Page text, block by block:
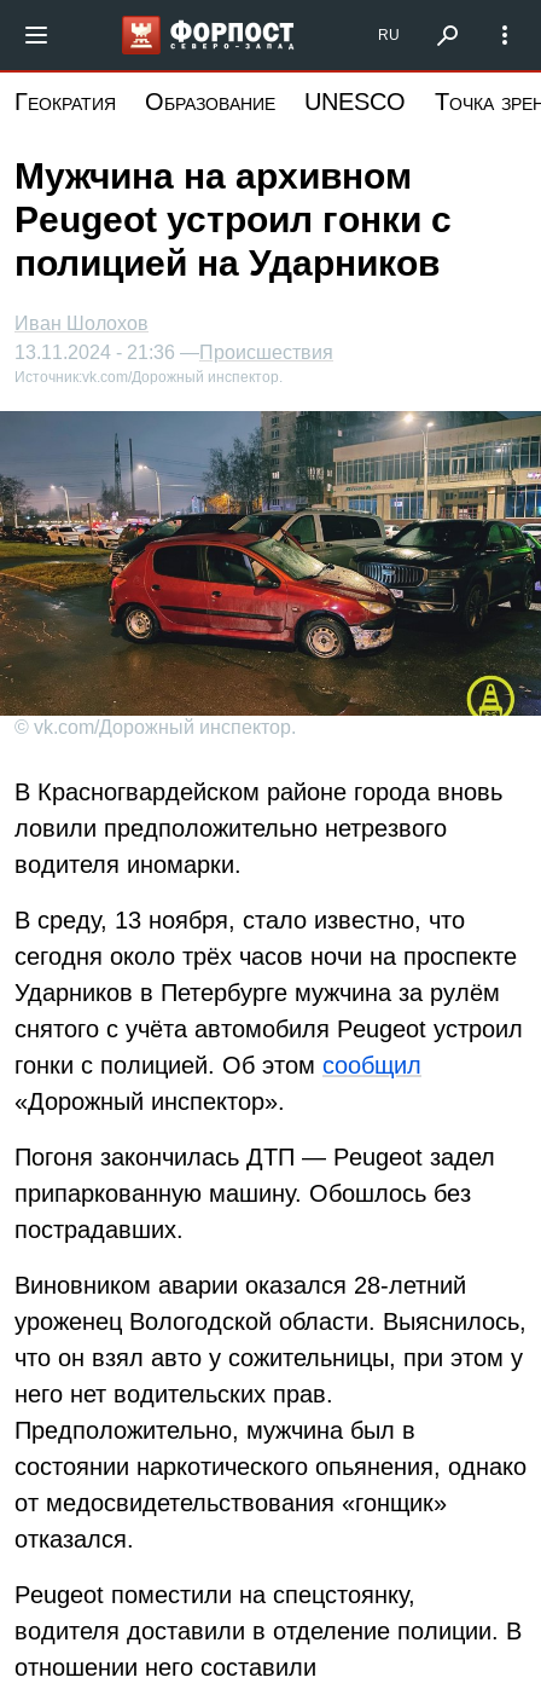
основному
Форпост Северо-Запад
RU
Геократия Образование UNESCO Точка
Мужчина на архивном
Peugeot устроил гонки с
полицией на Ударников
Иван Шолохов
13.11.2024 - 21:36 —Происшествия
Источник:vk.com/Дорожный инспектор.
© vk.com/Дорожный инспектор.
В Красногвардейском районе города вновь
ловили предположительно нетрезвого
водителя иномарки.
В среду, 13 ноября, стало известно, что
сегодня около трёх часов ночи на проспекте
Ударников в Петербурге мужчина за рулём
снятого с учёта автомобиля Peugeot устроил
гонки с полицией. Об этом сообщил
«Дорожный инспектор».
Погоня закончилась ДТП — Peugeot задел
припаркованную машину. Обошлось без
пострадавших.
Виновником аварии оказался 28-летний
уроженец Вологодской области. Выяснилось,
что он взял авто у сожительницы, при этом у
него нет водительских прав.
Предположительно, мужчина был в
состоянии наркотического опьянения, однако
от медосвидетельствования «гонщик»
отказался.
Peugeot поместили на спецстоянку,
водителя доставили в отделение полиции. В
отношении него составили